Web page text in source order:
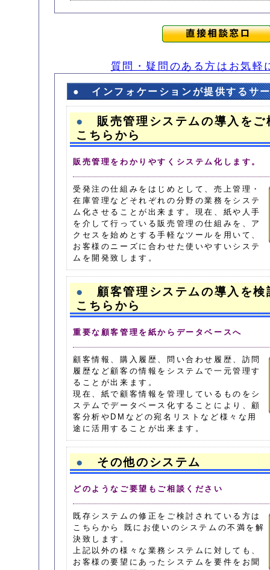
質問・疑問のある方はお気軽
● インフォケーションが提供するサ
●
販売管理システムの導入をご
こちらから
販売管理をわかりやすくシステム化します。
受発注の仕組みをはじめとして、売上管理・
在庫管理などそれぞれの分野の業務をシステ
ム化させることが出来ます。現在、紙や人手
を介して行っている販売管理の仕組みを、ア
クセスを始めとする手軽なツールを用いて、
お客様のニーズに合わせた使いやすいシステ
ムを開発致します。
●
顧客管理システムの導入を検
こちらから
重要な顧客管理を紙からデータベースへ
顧客情報、購入履歴、問い合わせ履歴、訪問
履歴など顧客の情報をシステムで一元管理す
ることが出来ます。
現在、紙で顧客情報を管理しているものをシ
ステムでデータベース化することにより、顧
客分析やDMなどの宛名リストなど様々な用
途に活用することが出来ます。
● その他のシステム
どのようなご要望もご相談ください
既存システムの修正をご検討されている方は
こちらから 既にお使いのシステムの不満を解
決致します。
上記以外の様々な業務システムに対しても、
お客様の要望にあったシステムを要件をお聞